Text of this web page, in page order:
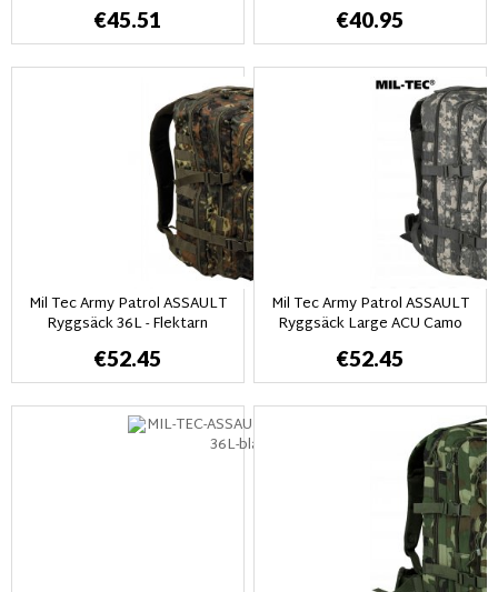
€45.51 €40.95
Mil Tec Army Patrol ASSAULT
Ryggsäck 36L - Flektarn
€52.45
Mil Tec Army Patrol ASSAULT
Ryggsäck Large ACU Camo
€52.45